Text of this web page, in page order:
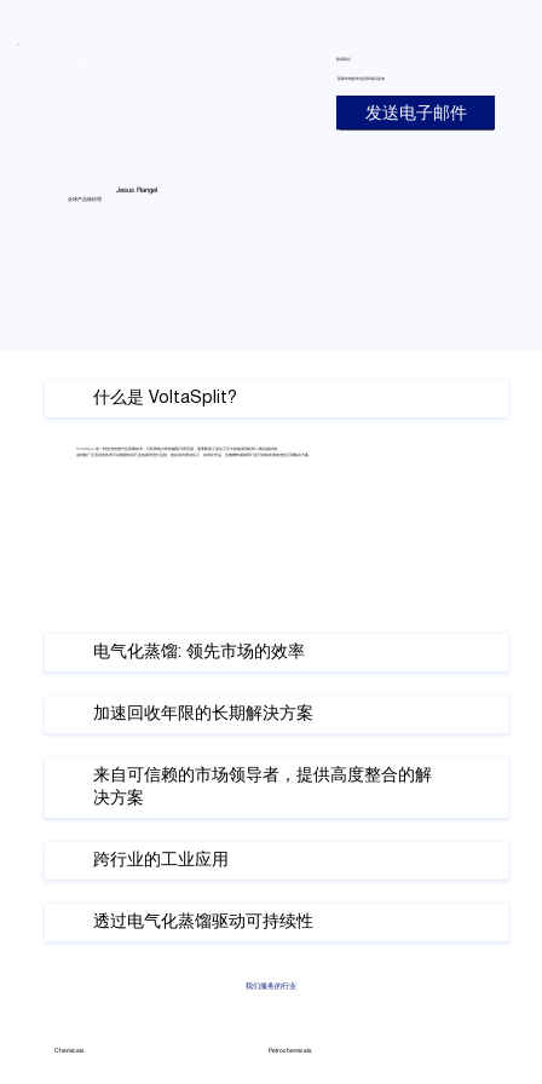
Jesus Rangel
全球产品线经理
联系我们
获取详细技术信息和项目咨询
发送电子邮件
什么是 VoltaSplit?
​VoltaSplit 是一种先进的电气化蒸馏技术，它利用电力和机械蒸汽再压缩，显著降低工业化工艺中的能源消耗和二氧化碳排放。
这种能广泛适用的技术可以根据特定行业的需求进行定制，使其成为推动化工、农用化学品、生物燃料或制药行业可持续发展改进的万用解决方案。
电气化蒸馏: 领先市场的效率
加速回收年限的长期解決方案
来自可信赖的市场领导者，提供高度整合的解
决方案
跨行业的工业应用
透过电气化蒸馏驱动可持续性
我们服务的行业
Chemicals Petrochemicals